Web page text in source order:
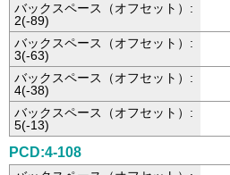
バックスペース（オフセット）:
2(-89)
バックスペース（オフセット）:
3(-63)
バックスペース（オフセット）:
4(-38)
バックスペース（オフセット）:
5(-13)
PCD:4-108